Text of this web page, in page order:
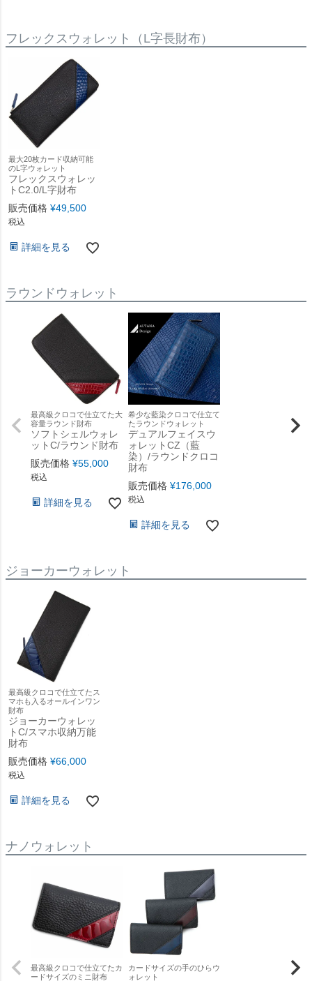
フレックスウォレット（L字長財布）
最大20枚カード収納可能
のL字ウォレット
フレックスウォレッ
トC2.0/L字財布
販売価格 ¥49,500
税込
詳細を見る
ラウンドウォレット
最高級クロコで仕立てた大
容量ラウンド財布
ソフトシェルウォレ
ットC/ラウンド財布
販売価格 ¥55,000
税込
詳細を見る
希少な藍染クロコで仕立て
たラウンドウォレット
デュアルフェイスウ
ォレットCZ（藍
染）/ラウンドクロコ
財布
販売価格 ¥176,000
税込
詳細を見る
ジョーカーウォレット
最高級クロコで仕立てたス
マホも入るオールインワン
財布
ジョーカーウォレッ
トC/スマホ収納万能
財布
販売価格 ¥66,000
税込
詳細を見る
ナノウォレット
最高級クロコで仕立てたカ
ードサイズのミニ財布
カードサイズの手のひらウ
ォレット